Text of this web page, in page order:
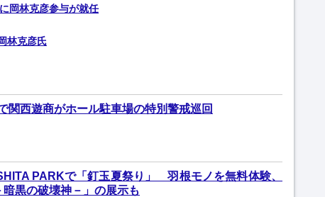
岡林克彦参与が就任
林克彦氏
関西遊商がホール駐車場の特別警戒巡回
PARKで「釘玉夏祭り」 羽根モノを無料体験、
黒の破壊神－」の展示も